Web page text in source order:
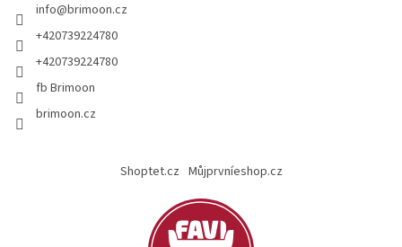
info@brimoon.cz
+420739224780
+420739224780
fb Brimoon
brimoon.cz
Shoptet.cz Můjprvníeshop.cz